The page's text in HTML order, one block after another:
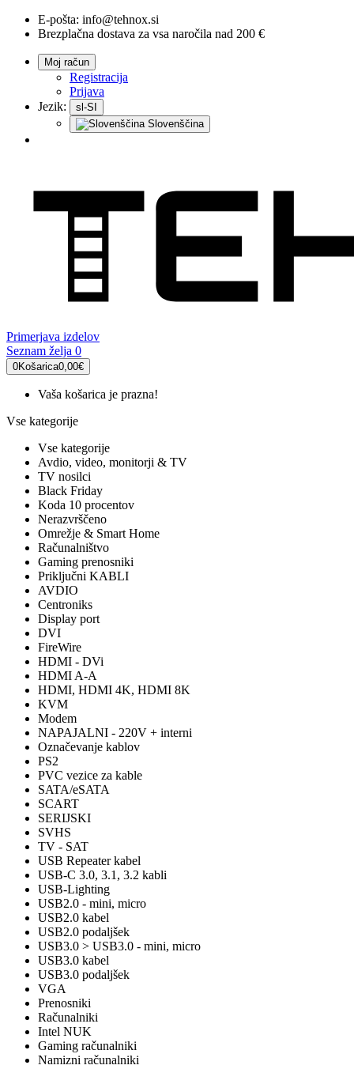
E-pošta: info@tehnox.si
Brezplačna dostava za vsa naročila nad 200 €
Moj račun
Registracija
Prijava
Jezik:
sl-SI
Slovenščina
Primerjava izdelov
Seznam želja 0
0Košarica0,00€
Vaša košarica je prazna!
Vse kategorije
Vse kategorije
Avdio, video, monitorji & TV
TV nosilci
Black Friday
Koda 10 procentov
Nerazvrščeno
Omrežje & Smart Home
Računalništvo
Gaming prenosniki
Priključni KABLI
AVDIO
Centroniks
Display port
DVI
FireWire
HDMI - DVi
HDMI A-A
HDMI, HDMI 4K, HDMI 8K
KVM
Modem
NAPAJALNI - 220V + interni
Označevanje kablov
PS2
PVC vezice za kable
SATA/eSATA
SCART
SERIJSKI
SVHS
TV - SAT
USB Repeater kabel
USB-C 3.0, 3.1, 3.2 kabli
USB-Lighting
USB2.0 - mini, micro
USB2.0 kabel
USB2.0 podaljšek
USB3.0 > USB3.0 - mini, micro
USB3.0 kabel
USB3.0 podaljšek
VGA
Prenosniki
Računalniki
Intel NUK
Gaming računalniki
Namizni računalniki